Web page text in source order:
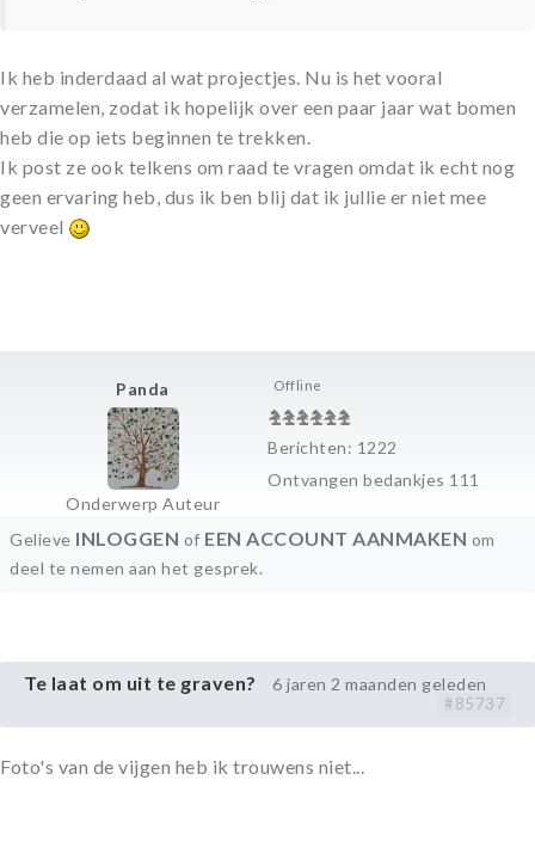
Panda
Onderwerp Auteur
Offline
Berichten: 1222
Ontvangen bedankjes 111
Ik heb inderdaad al wat projectjes. Nu is het vooral
verzamelen, zodat ik hopelijk over een paar jaar wat bomen
heb die op iets beginnen te trekken.
Ik post ze ook telkens om raad te vragen omdat ik echt nog
geen ervaring heb, dus ik ben blij dat ik jullie er niet mee
verveel
Gelieve INLOGGEN of EEN ACCOUNT AANMAKEN om
deel te nemen aan het gesprek.
Te laat om uit te graven? 6 jaren 2 maanden geleden
#85737
Foto's van de vijgen heb ik trouwens niet...